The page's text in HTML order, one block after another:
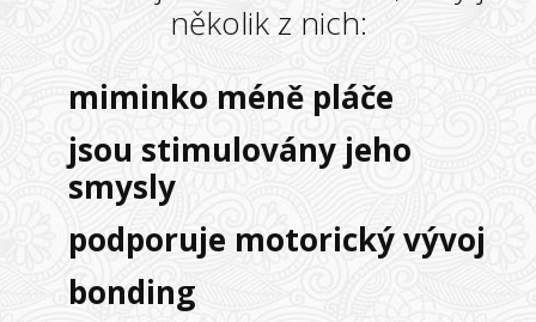
několik z nich:
miminko méně pláče
jsou stimulovány jeho
smysly
podporuje motorický vývoj
bonding